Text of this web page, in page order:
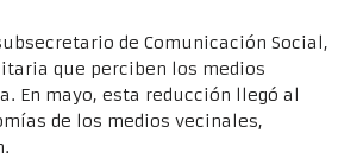
de Comunicación Social,
que perciben los medios
En mayo, esta reducción llegó al
de los medios vecinales,